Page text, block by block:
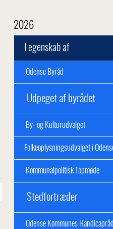
2026
I egenskab af
Odense Byråd
Udpeget af byrådet
By- og Kulturudvalget
Folkeoplysningsudvalget i
Kommunalpolitisk Topmøde
Stedfortræder
Odense Kommunes Handicapråd